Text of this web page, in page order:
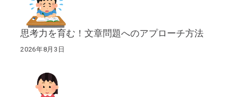
思考力を育む！文章問題へのアプローチ方法
2026年8月3日